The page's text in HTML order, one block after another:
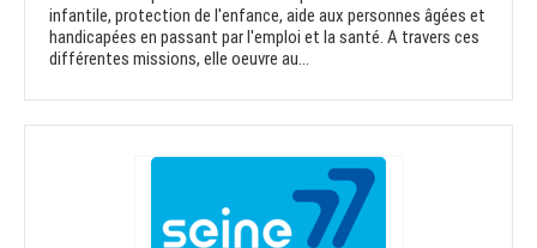
infantile, protection de l'enfance, aide aux personnes âgées et
handicapées en passant par l'emploi et la santé. A travers ces
différentes missions, elle oeuvre au...